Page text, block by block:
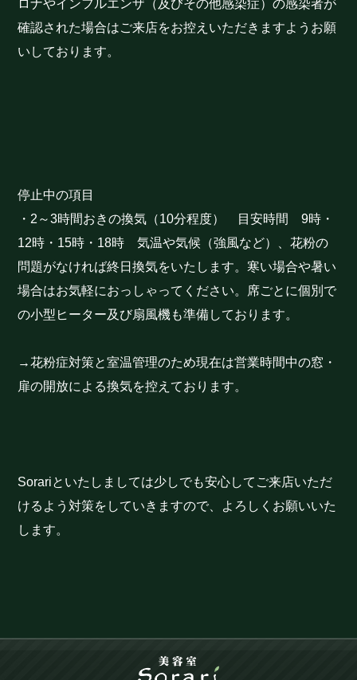
ロナやインフルエンザ（及びその他感染症）の感染者が
確認された場合はご来店をお控えいただきますようお願
いしております。
停止中の項目
・2～3時間おきの換気（10分程度） 目安時間 9時・
12時・15時・18時 気温や気候（強風など）、花粉の
問題がなければ終日換気をいたします。寒い場合や暑い
場合はお気軽におっしゃってください。席ごとに個別で
の小型ヒーター及び扇風機も準備しております。
→花粉症対策と室温管理のため現在は営業時間中の窓・
扉の開放による換気を控えております。
Sorariといたしましては少しでも安心してご来店いただ
けるよう対策をしていきますので、よろしくお願いいた
します。